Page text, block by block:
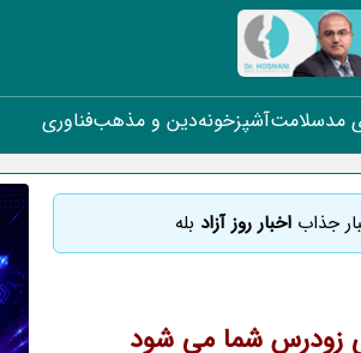
مدسلامتآشپزخونهدین و مذهبفناوری
جذاب اخبار روز آزاد بله